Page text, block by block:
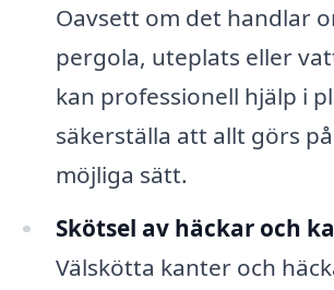
Oavsett om det handlar
pergola, uteplats eller
kan professionell hjälp i
säkerställa att allt görs
möjliga sätt.
Skötsel av häckar och
Välskötta kanter och